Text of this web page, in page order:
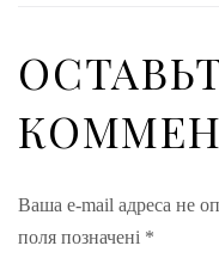
Ваша e-mail адреса не
поля позначені *